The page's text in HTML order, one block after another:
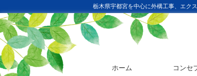
栃木県宇都宮を中心に外構工事、エク
ホーム コンセ